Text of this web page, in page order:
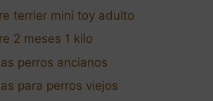
terrier mini toy adulto
2 meses 1 kilo
perros ancianos
para perros viejos